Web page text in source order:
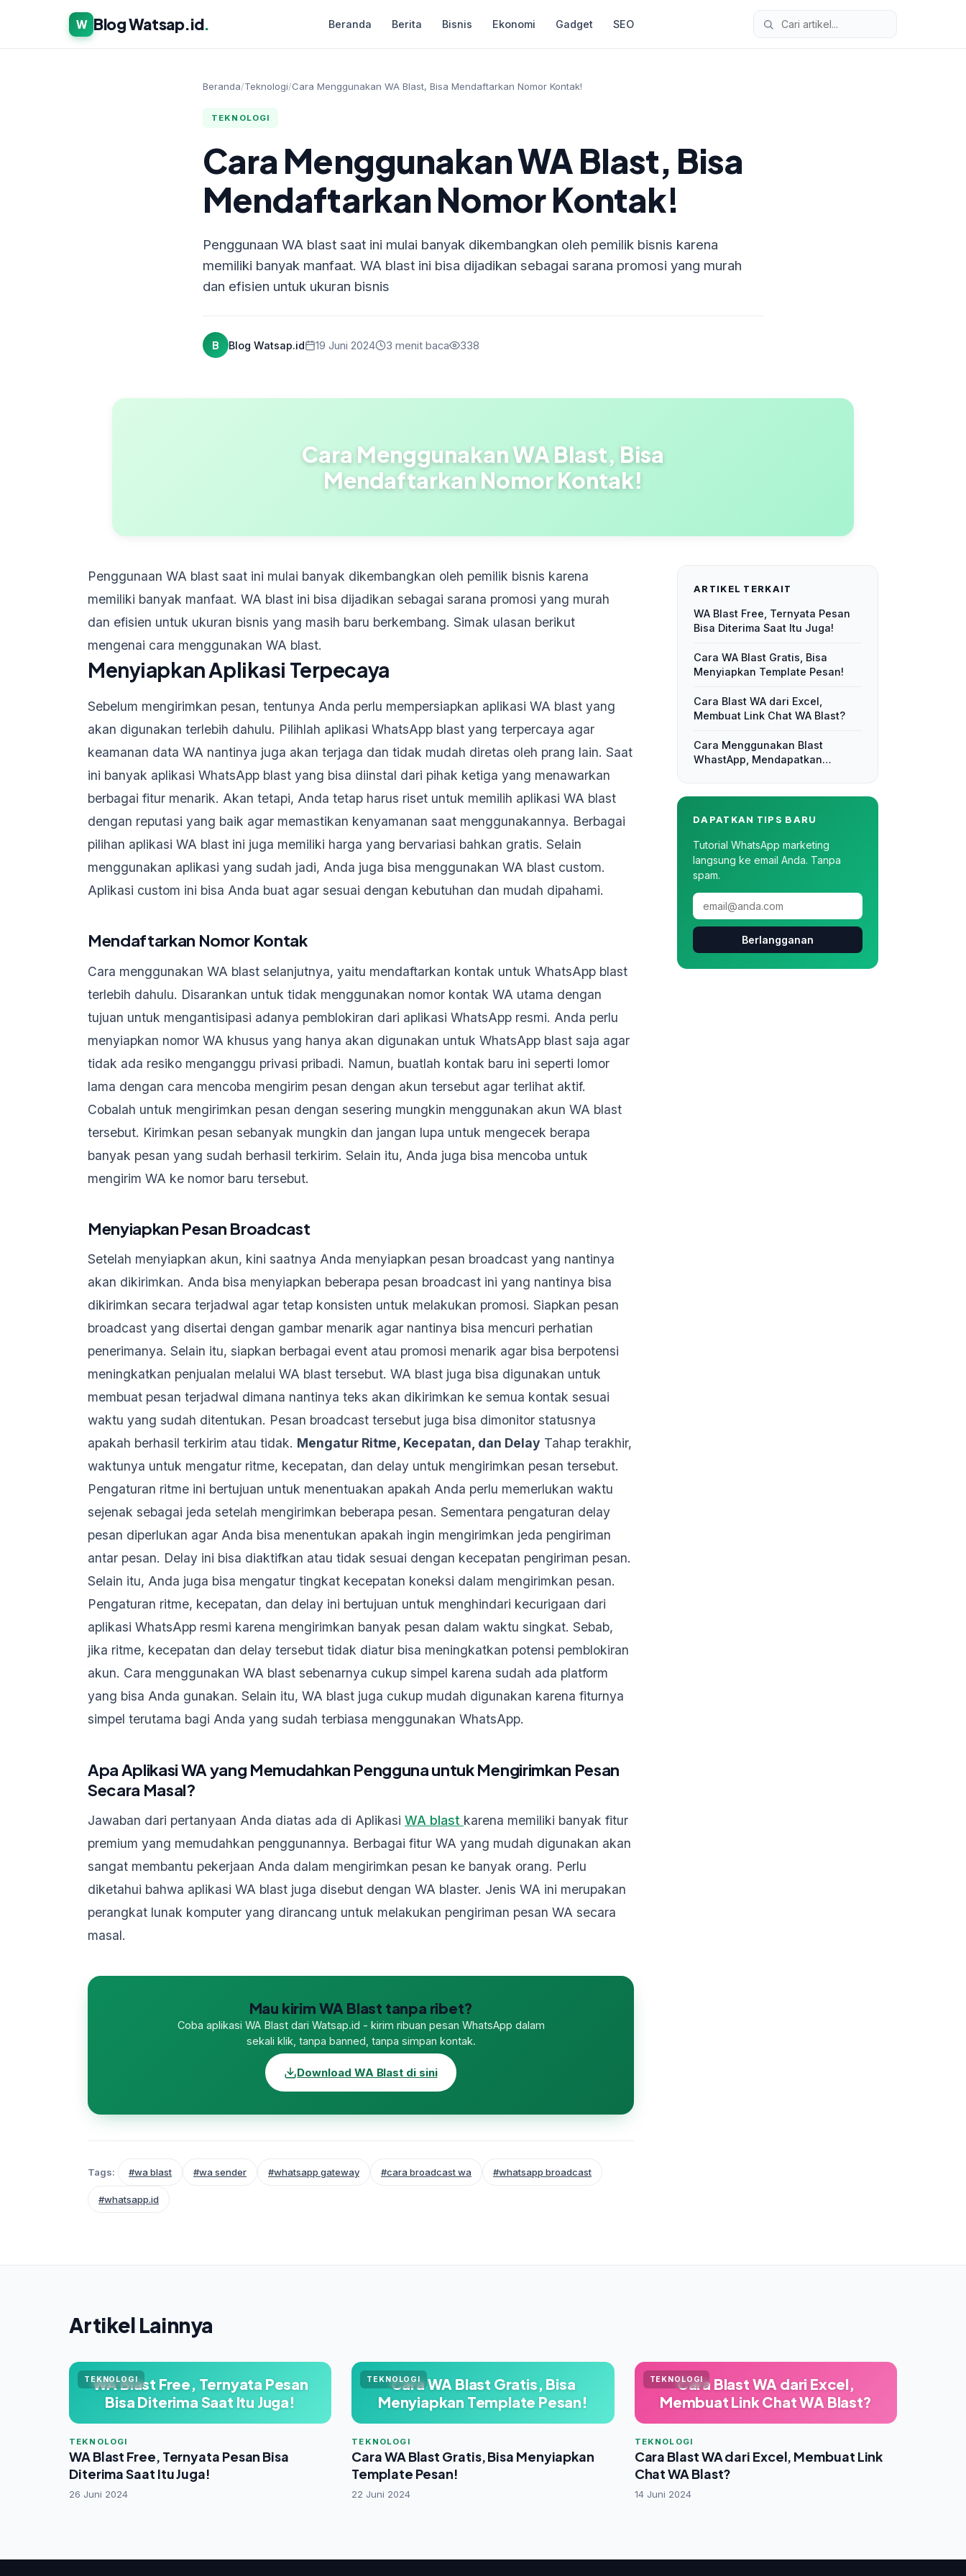
W Blog Watsap.id. Beranda Berita Bisnis Ekonomi Gadget SEO
Beranda/Teknologi/Cara Menggunakan WA Blast, Bisa Mendaftarkan Nomor Kontak!
TEKNOLOGI
Cara Menggunakan WA Blast, Bisa
Mendaftarkan Nomor Kontak!
Penggunaan WA blast saat ini mulai banyak dikembangkan oleh pemilik bisnis karena
memiliki banyak manfaat. WA blast ini bisa dijadikan sebagai sarana promosi yang murah
dan efisien untuk ukuran bisnis
B Blog Watsap.id 19 Juni 2024 3 menit baca 338
Cara Menggunakan WA Blast, Bisa
Mendaftarkan Nomor Kontak!
Penggunaan WA blast saat ini mulai banyak dikembangkan oleh pemilik bisnis karena
memiliki banyak manfaat. WA blast ini bisa dijadikan sebagai sarana promosi yang murah
dan efisien untuk ukuran bisnis yang masih baru berkembang. Simak ulasan berikut
mengenai cara menggunakan WA blast.
Menyiapkan Aplikasi Terpecaya
Sebelum mengirimkan pesan, tentunya Anda perlu mempersiapkan aplikasi WA blast yang
akan digunakan terlebih dahulu. Pilihlah aplikasi WhatsApp blast yang terpercaya agar
keamanan data WA nantinya juga akan terjaga dan tidak mudah diretas oleh prang lain. Saat
ini banyak aplikasi WhatsApp blast yang bisa diinstal dari pihak ketiga yang menawarkan
berbagai fitur menarik. Akan tetapi, Anda tetap harus riset untuk memilih aplikasi WA blast
dengan reputasi yang baik agar memastikan kenyamanan saat menggunakannya. Berbagai
pilihan aplikasi WA blast ini juga memiliki harga yang bervariasi bahkan gratis. Selain
menggunakan aplikasi yang sudah jadi, Anda juga bisa menggunakan WA blast custom.
Aplikasi custom ini bisa Anda buat agar sesuai dengan kebutuhan dan mudah dipahami.
Mendaftarkan Nomor Kontak
Cara menggunakan WA blast selanjutnya, yaitu mendaftarkan kontak untuk WhatsApp blast
terlebih dahulu. Disarankan untuk tidak menggunakan nomor kontak WA utama dengan
tujuan untuk mengantisipasi adanya pemblokiran dari aplikasi WhatsApp resmi. Anda perlu
menyiapkan nomor WA khusus yang hanya akan digunakan untuk WhatsApp blast saja agar
tidak ada resiko menganggu privasi pribadi. Namun, buatlah kontak baru ini seperti lomor
lama dengan cara mencoba mengirim pesan dengan akun tersebut agar terlihat aktif.
Cobalah untuk mengirimkan pesan dengan sesering mungkin menggunakan akun WA blast
tersebut. Kirimkan pesan sebanyak mungkin dan jangan lupa untuk mengecek berapa
banyak pesan yang sudah berhasil terkirim. Selain itu, Anda juga bisa mencoba untuk
mengirim WA ke nomor baru tersebut.
Menyiapkan Pesan Broadcast
Setelah menyiapkan akun, kini saatnya Anda menyiapkan pesan broadcast yang nantinya
akan dikirimkan. Anda bisa menyiapkan beberapa pesan broadcast ini yang nantinya bisa
dikirimkan secara terjadwal agar tetap konsisten untuk melakukan promosi. Siapkan pesan
broadcast yang disertai dengan gambar menarik agar nantinya bisa mencuri perhatian
penerimanya. Selain itu, siapkan berbagai event atau promosi menarik agar bisa berpotensi
meningkatkan penjualan melalui WA blast tersebut. WA blast juga bisa digunakan untuk
membuat pesan terjadwal dimana nantinya teks akan dikirimkan ke semua kontak sesuai
waktu yang sudah ditentukan. Pesan broadcast tersebut juga bisa dimonitor statusnya
apakah berhasil terkirim atau tidak. Mengatur Ritme, Kecepatan, dan Delay Tahap terakhir,
waktunya untuk mengatur ritme, kecepatan, dan delay untuk mengirimkan pesan tersebut.
Pengaturan ritme ini bertujuan untuk menentuakan apakah Anda perlu memerlukan waktu
sejenak sebagai jeda setelah mengirimkan beberapa pesan. Sementara pengaturan delay
pesan diperlukan agar Anda bisa menentukan apakah ingin mengirimkan jeda pengiriman
antar pesan. Delay ini bisa diaktifkan atau tidak sesuai dengan kecepatan pengiriman pesan.
Selain itu, Anda juga bisa mengatur tingkat kecepatan koneksi dalam mengirimkan pesan.
Pengaturan ritme, kecepatan, dan delay ini bertujuan untuk menghindari kecurigaan dari
aplikasi WhatsApp resmi karena mengirimkan banyak pesan dalam waktu singkat. Sebab,
jika ritme, kecepatan dan delay tersebut tidak diatur bisa meningkatkan potensi pemblokiran
akun. Cara menggunakan WA blast sebenarnya cukup simpel karena sudah ada platform
yang bisa Anda gunakan. Selain itu, WA blast juga cukup mudah digunakan karena fiturnya
simpel terutama bagi Anda yang sudah terbiasa menggunakan WhatsApp.
Apa Aplikasi WA yang Memudahkan Pengguna untuk Mengirimkan Pesan
Secara Masal?
Jawaban dari pertanyaan Anda diatas ada di Aplikasi WA blast karena memiliki banyak fitur
premium yang memudahkan penggunannya. Berbagai fitur WA yang mudah digunakan akan
sangat membantu pekerjaan Anda dalam mengirimkan pesan ke banyak orang. Perlu
diketahui bahwa aplikasi WA blast juga disebut dengan WA blaster. Jenis WA ini merupakan
perangkat lunak komputer yang dirancang untuk melakukan pengiriman pesan WA secara
masal.
Mau kirim WA Blast tanpa ribet?
Coba aplikasi WA Blast dari Watsap.id - kirim ribuan pesan WhatsApp dalam
sekali klik, tanpa banned, tanpa simpan kontak.
Download WA Blast di sini
Tags: #wa blast #wa sender #whatsapp gateway #cara broadcast wa #whatsapp broadcast
#whatsapp.id
ARTIKEL TERKAIT
WA Blast Free, Ternyata Pesan
Bisa Diterima Saat Itu Juga!
Cara WA Blast Gratis, Bisa
Menyiapkan Template Pesan!
Cara Blast WA dari Excel,
Membuat Link Chat WA Blast?
Cara Menggunakan Blast
WhastApp, Mendapatkan
DAPATKAN TIPS BARU
Tutorial WhatsApp marketing
langsung ke email Anda. Tanpa
spam.
Berlangganan
Artikel Lainnya
TEKNOLOGI
WA Blast Free, Ternyata Pesan
Bisa Diterima Saat Itu Juga!
TEKNOLOGI
WA Blast Free, Ternyata Pesan Bisa
Diterima Saat Itu Juga!
26 Juni 2024
TEKNOLOGI
Cara WA Blast Gratis, Bisa
Menyiapkan Template Pesan!
TEKNOLOGI
Cara WA Blast Gratis, Bisa Menyiapkan
Template Pesan!
22 Juni 2024
TEKNOLOGICara Blast WA dari Excel,
Membuat Link Chat WA Blast?
TEKNOLOGI
Cara Blast WA dari Excel, Membuat Link
Chat WA Blast?
14 Juni 2024